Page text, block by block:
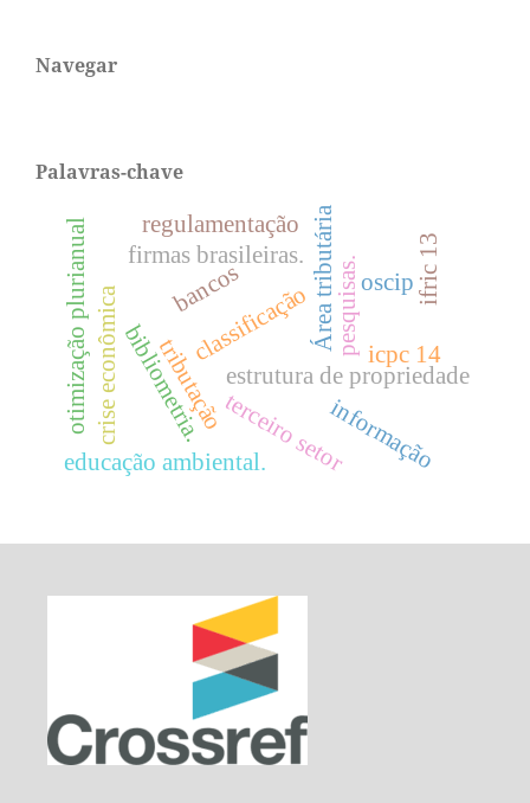
Navegar
Palavras-chave
classificaçãoÁrea tributária
tributaçãoestrutura de propriedade
firmas brasileiras.
bibliometria.
bancos
crise econômica
regulamentação
pesquisas.
terceiro setor
oscip
educação ambiental.
ifric 13
otimização plurianual icpc 14
informação